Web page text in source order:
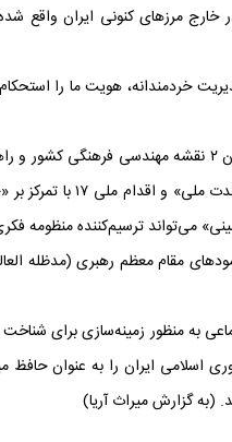
مرزهای کنونی ایران واقع
خردمندانه، هویت ما را
سنن ملی و قومی و تقویت
می‌تواند ترسیم‌کننده
مقام معظم رهبری (مدظله
به منظور زمینه‌سازی برای
ایران را به عنوان حافظ
(به گزارش میراث آریا)